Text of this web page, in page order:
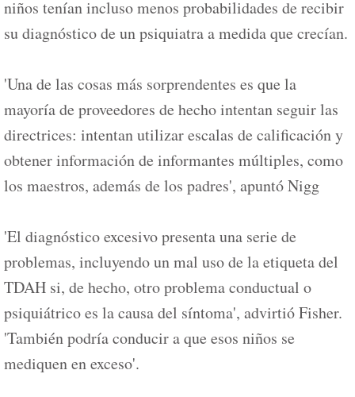
niños tenían incluso menos probabilidades de recibir
su diagnóstico de un psiquiatra a medida que crecían.
'Una de las cosas más sorprendentes es que la
mayoría de proveedores de hecho intentan seguir las
directrices: intentan utilizar escalas de calificación y
obtener información de informantes múltiples, como
los maestros, además de los padres', apuntó Nigg
'El diagnóstico excesivo presenta una serie de
problemas, incluyendo un mal uso de la etiqueta del
TDAH si, de hecho, otro problema conductual o
psiquiátrico es la causa del síntoma', advirtió Fisher.
'También podría conducir a que esos niños se
mediquen en exceso'.